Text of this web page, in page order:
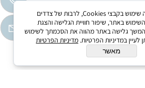
לידיעתך, באתרנו נעשה שימוש בקבצי Cookies, לרבות של צדדים
באתר, שיפור חוויית הגלישה והצגת
גלישה באתר מהווה את הסכמתך לשימוש
לעיין במדיניות הפרטיות. מדיניות הפרטיות
מאשר